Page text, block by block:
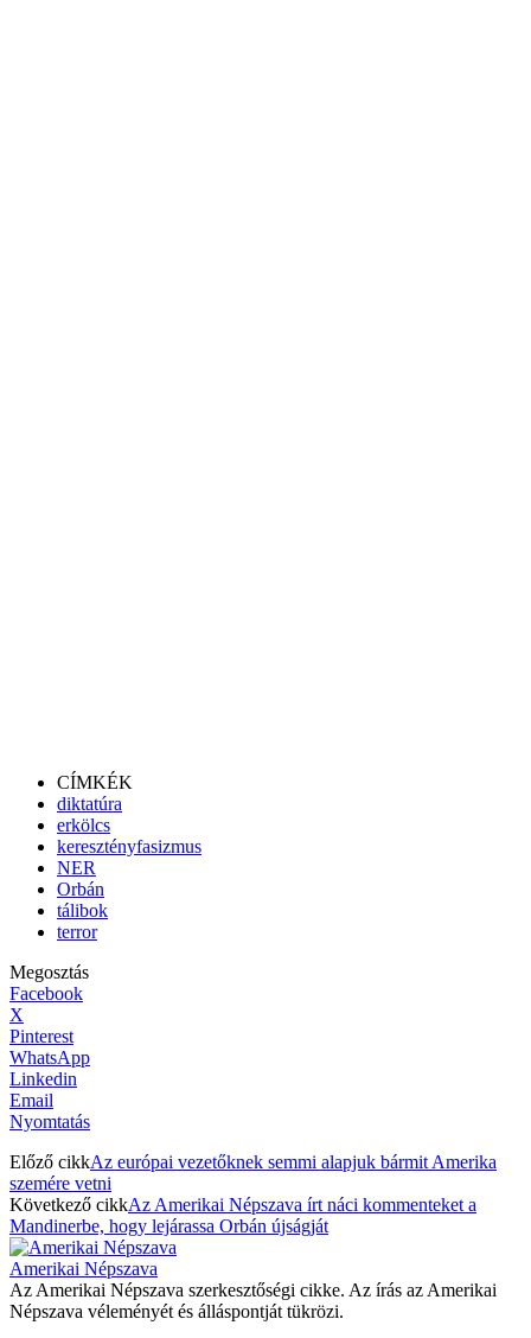
CÍMKÉK
diktatúra
erkölcs
keresztényfasizmus
NER
Orbán
tálibok
terror
Megosztás
Facebook
X
Pinterest
WhatsApp
Linkedin
Email
Nyomtatás
Előző cikkAz európai vezetőknek semmi alapjuk bármit Amerika
szemére vetni
Következő cikkAz Amerikai Népszava írt náci kommenteket a
Mandinerbe, hogy lejárassa Orbán újságját
Amerikai Népszava
Az Amerikai Népszava szerkesztőségi cikke. Az írás az Amerikai
Népszava véleményét és álláspontját tükrözi.